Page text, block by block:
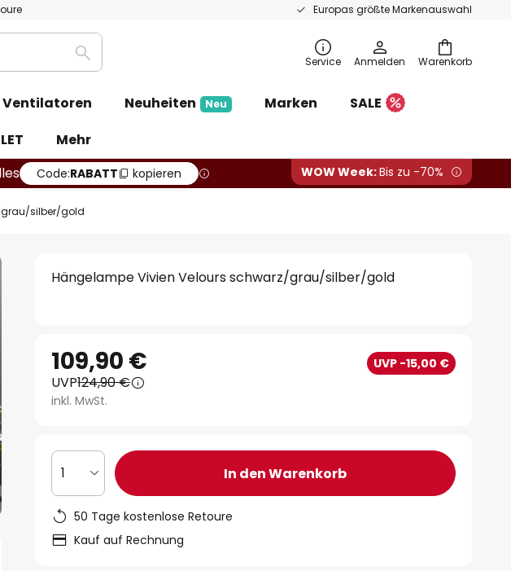
Europas größte Markenauswahl
Warenkorb
Suche Service Anmelden
Ventilatoren Neuheiten Neu Marken
SALE
Mehr
Code:RABATT kopieren WOW Week:Bis zu -70%
grau/silber/gold
Hängelampe Vivien Velours schwarz/grau/silber/gold
109,90 € UVP -15,00 €
UVP124,90 €
inkl. MwSt.
1 In den Warenkorb
50 Tage kostenlose Retoure
Kauf auf Rechnung